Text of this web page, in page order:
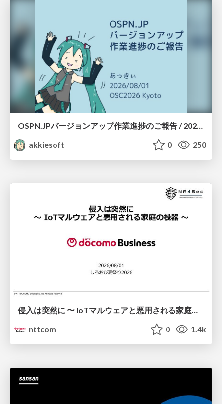
akkiesoft
0 250
侵入は突然に 〜 IoTマルウェアと悪用される家庭の機器 ～ / When Intrusion Strikes: IoT Malware and the Abuse of Home Devices
nttcom
0 1.4k